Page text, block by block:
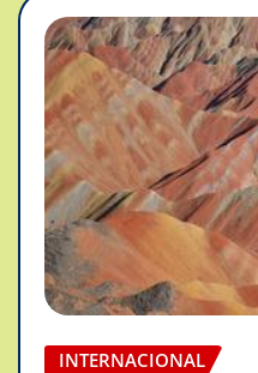
INTERNACIONAL